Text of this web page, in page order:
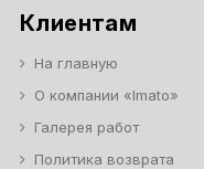
Клиентам
На главную
О компании «Imato»
Галерея работ
Политика возврата